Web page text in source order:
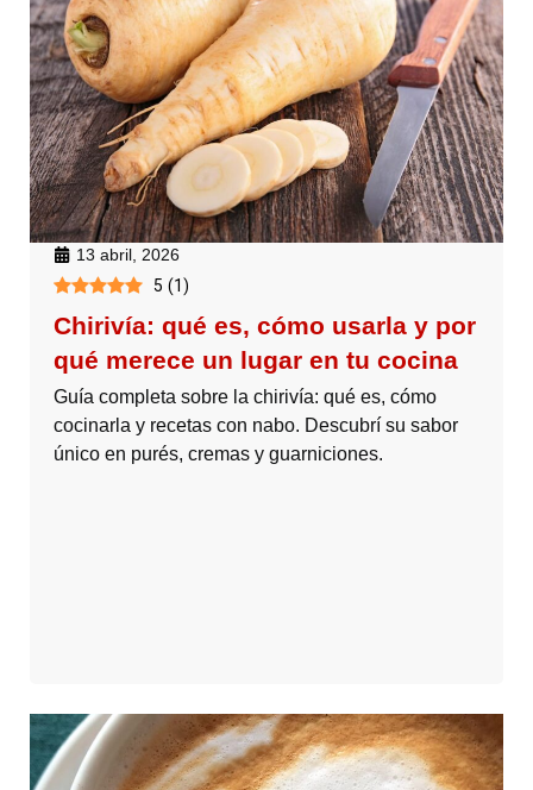
13 abril, 2026
5 (1)
Chirivía: qué es, cómo usarla y por
qué merece un lugar en tu cocina
Guía completa sobre la chirivía: qué es, cómo
cocinarla y recetas con nabo. Descubrí su sabor
único en purés, cremas y guarniciones.